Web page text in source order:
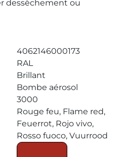
dessèchement ou
4062146000173
RAL
Brillant
Bombe aérosol
3000
Rouge feu, Flame red,
Feuerrot, Rojo vivo,
Rosso fuoco, Vuurrood